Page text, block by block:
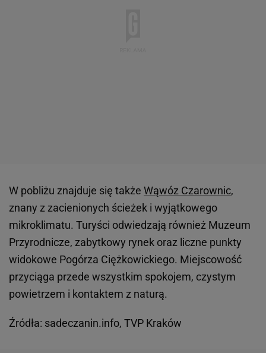
W pobliżu znajduje się także Wąwóz Czarownic,
znany z zacienionych ścieżek i wyjątkowego
mikroklimatu. Turyści odwiedzają również Muzeum
Przyrodnicze, zabytkowy rynek oraz liczne punkty
widokowe Pogórza Ciężkowickiego. Miejscowość
przyciąga przede wszystkim spokojem, czystym
powietrzem i kontaktem z naturą.
Źródła: sadeczanin.info, TVP Kraków